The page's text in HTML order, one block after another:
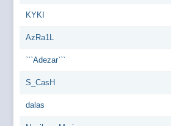
KYKI
AzRa1L
```Adezar```
S_CasH
dalas